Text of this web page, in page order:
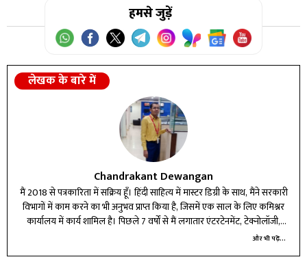
यह सोलर सिस्टम की क्षमता, अनुमानित बचत और सब्सिडी की
जानकारी देता है।
हमसे जुड़ें
लेखक के बारे में
Chandrakant Dewangan
मैं 2018 से पत्रकारिता में सक्रिय हूँ। हिंदी साहित्य में मास्टर डिग्री के साथ, मैंने सरकारी
विभागों में काम करने का भी अनुभव प्राप्त किया है, जिसमें एक साल के लिए कमिश्नर
कार्यालय में कार्य शामिल है। पिछले 7 वर्षों से मैं लगातार एंटरटेनमेंट, टेक्नोलॉजी,
और भी पढ़ें...